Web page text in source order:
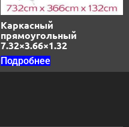
Каркасный
прямоугольный
7.32×3.66×1.32
Подробнее